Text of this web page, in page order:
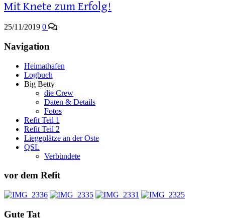
Mit Knete zum Erfolg!
25/11/2019 0
Navigation
Heimathafen
Logbuch
Big Betty
die Crew
Daten & Details
Fotos
Refit Teil 1
Refit Teil 2
Liegeplätze an der Oste
QSL
Verbündete
vor dem Refit
Gute Tat